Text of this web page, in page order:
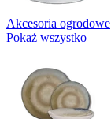
Akcesoria ogrodowe
Pokaż wszystko